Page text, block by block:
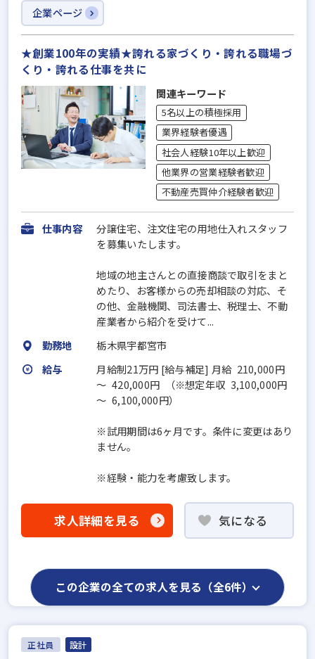
企業ページ
★創業100年の実績★誇れる家づくり・誇れる職場づ
くり・誇れる仕事を共に
関連キーワード
5名以上の積極採用
業界経験者優遇
社会人経験10年以上歓迎
他業界の営業経験者歓迎
不動産売買仲介経験者歓迎
仕事内容
分譲住宅、注文住宅の用地仕入れスタッフ
を募集いたします。
地域の地主さんとの直接商談で取引をまと
めたり、お客様からの売却相談の対応、そ
の他、金融機関、司法書士、税理士、不動
産業者から紹介を受けて...
勤務地
栃木県宇都宮市
給与
月給制21万円 [給与補足] 月給 210,000円
～ 420,000円 （※想定年収 3,100,000円
～ 6,100,000円）
※試用期間は6ヶ月です。条件に変更はあり
ません。
※経験・能力を考慮致します。
求人詳細を見る 気になる
この企業の全ての求人を見る（全6件）
正社員 設計